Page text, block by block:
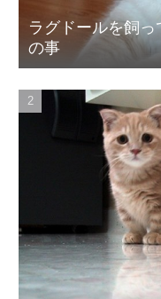
ラグドールを飼
の事